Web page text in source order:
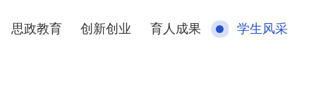
思政教育 创新创业 育人成果 学生风采